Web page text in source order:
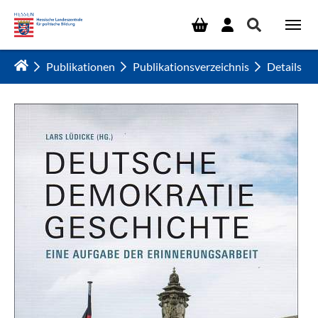
Zum Hauptinhalt springen
Publikationen Publikationsverzeichnis Details